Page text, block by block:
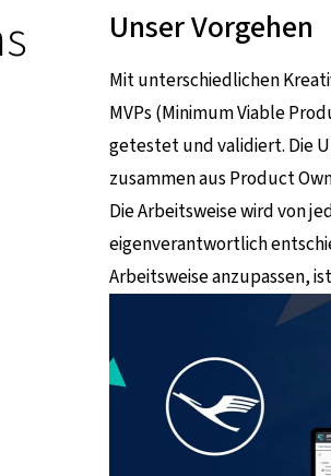
Unser Vorgehen
Mit unterschiedlichen
MVPs (Minimum Viable
getestet und validiert. Die
zusammen aus Product
Die Arbeitsweise wird von
eigenverantwortlich
Arbeitsweise anzupassen,